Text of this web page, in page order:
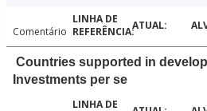
Comentário
Countries supported in
Investments per se